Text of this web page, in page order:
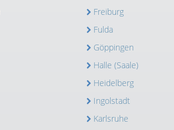
Freiburg
Fulda
Göppingen
Halle (Saale)
Heidelberg
Ingolstadt
Karlsruhe